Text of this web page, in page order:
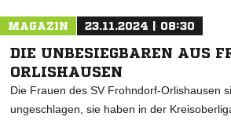
MAGAZIN 23.11.2024 | 08:30
DIE UNBESIEGBAREN AUS
ORLISHAUSEN
Die Frauen des SV Frohndorf-Orlishausen
ungeschlagen, sie haben in der